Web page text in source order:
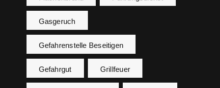
Gasgeruch
Gefahrenstelle Beseitigen
Gefahrgut Grillfeuer